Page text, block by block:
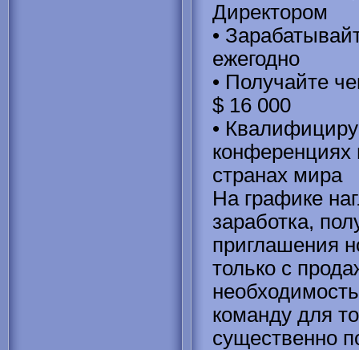
Директором
•
ежегодно
• Получайте
$ 16 000
•
конференциях
странах мира
На графике
заработка,
приглашения
только с
команду для
существенно